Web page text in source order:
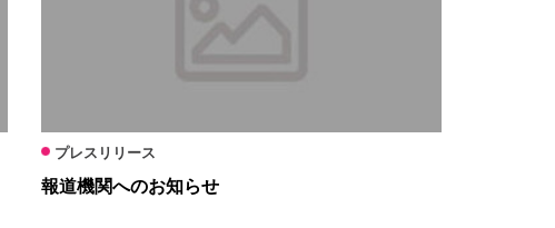
プレスリリース
報道機関へのお知らせ